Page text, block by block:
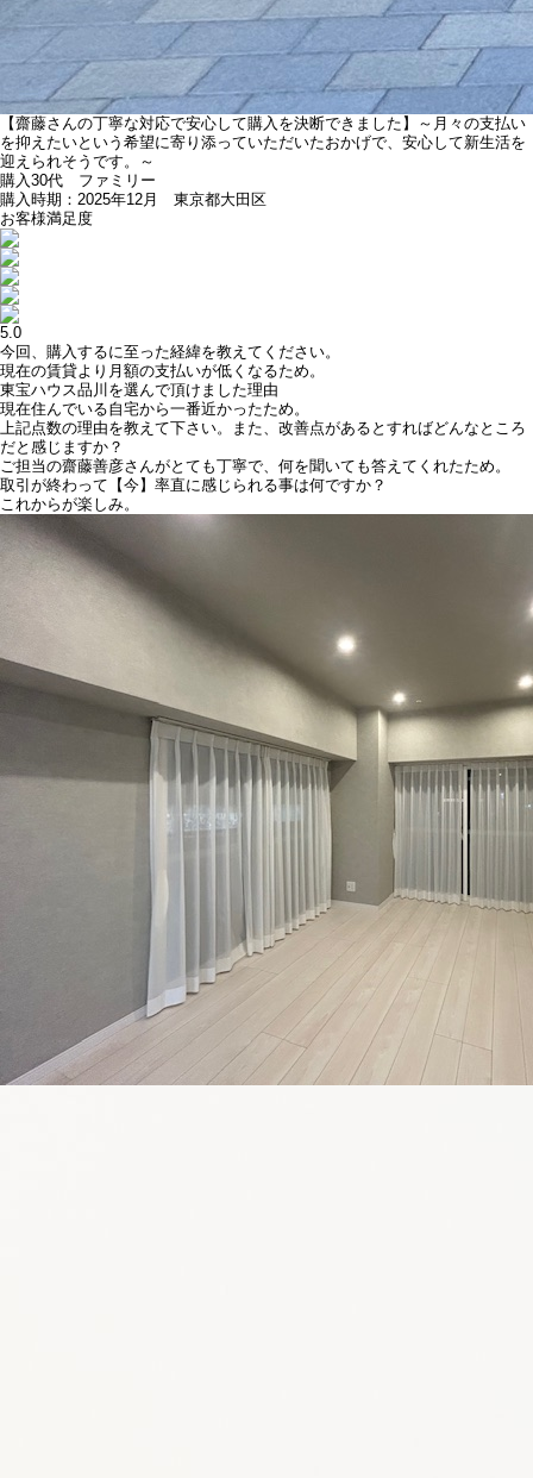
【齋藤さんの丁寧な対応で安心して購入を決断できました】～月々の支払い
を抑えたいという希望に寄り添っていただいたおかげで、安心して新生活を
迎えられそうです。～
購入30代 ファミリー
購入時期：2025年12月 東京都大田区
お客様満足度
5.0
今回、購入するに至った経緯を教えてください。
現在の賃貸より月額の支払いが低くなるため。
東宝ハウス品川を選んで頂けました理由
現在住んでいる自宅から一番近かったため。
上記点数の理由を教えて下さい。また、改善点があるとすればどんなところ
だと感じますか？
ご担当の齋藤善彦さんがとても丁寧で、何を聞いても答えてくれたため。
取引が終わって【今】率直に感じられる事は何ですか？
これからが楽しみ。